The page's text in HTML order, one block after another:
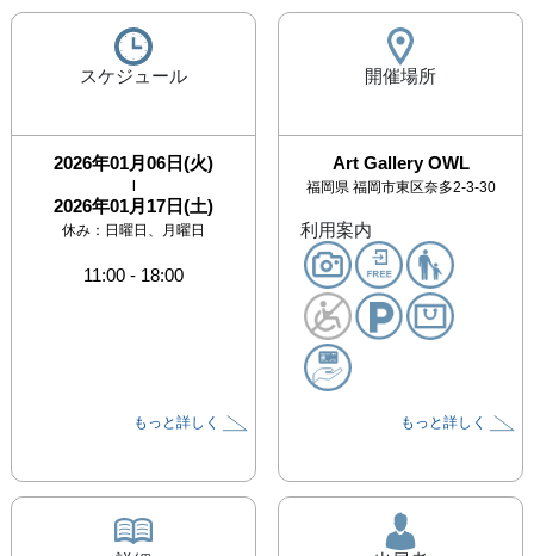
スケジュール
2026年01月06日(火)
|
2026年01月17日(土)
休み： 日曜日、月曜日
11:00 - 18:00
もっと詳しく
開催場所
Art Gallery OWL
福岡県 福岡市東区奈多2-3-30
利用案内
もっと詳しく